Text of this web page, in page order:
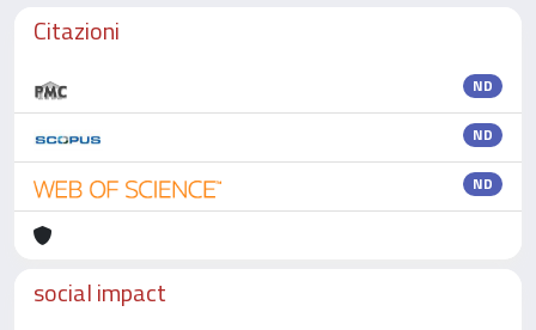
Citazioni
ND
ND
ND
social impact